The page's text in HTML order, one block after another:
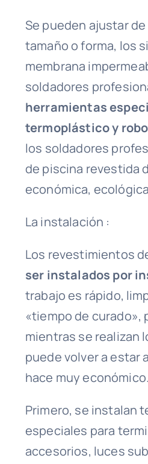
Se pueden ajustar
tamaño o forma, los
membrana
soldadores
herramientas
termoplástico y
los soldadores
de piscina revestida
económica,
La instalación :
Los revestimientos
ser instalados por
trabajo es rápido,
«tiempo de curado»,
mientras se realizan
puede volver a estar
hace muy económico.
Primero, se instalan
especiales para
accesorios, luces